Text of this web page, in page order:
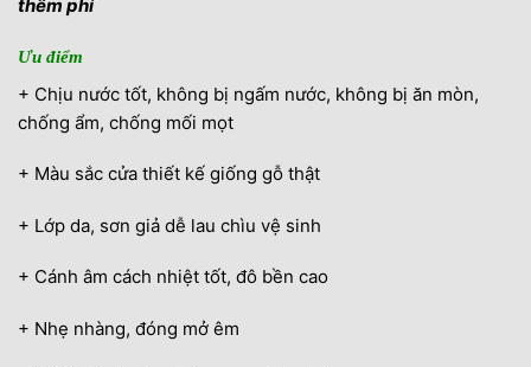
thêm phí
Ưu điểm
+ Chịu nước tốt, không bị ngấm nước, không bị ăn mòn,
chống ẩm, chống mối mọt
+ Màu sắc cửa thiết kế giống gỗ thật
+ Lớp da, sơn giả dễ lau chìu vệ sinh
+ Cánh âm cách nhiệt tốt, đô bền cao
+ Nhẹ nhàng, đóng mở êm